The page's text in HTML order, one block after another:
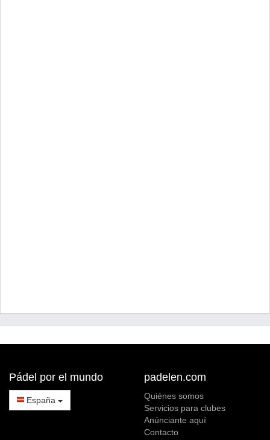
Pádel por el mundo
España
padelen.com
Quiénes somos
Servicios para clubes
Anúnciante aquí
Contacto